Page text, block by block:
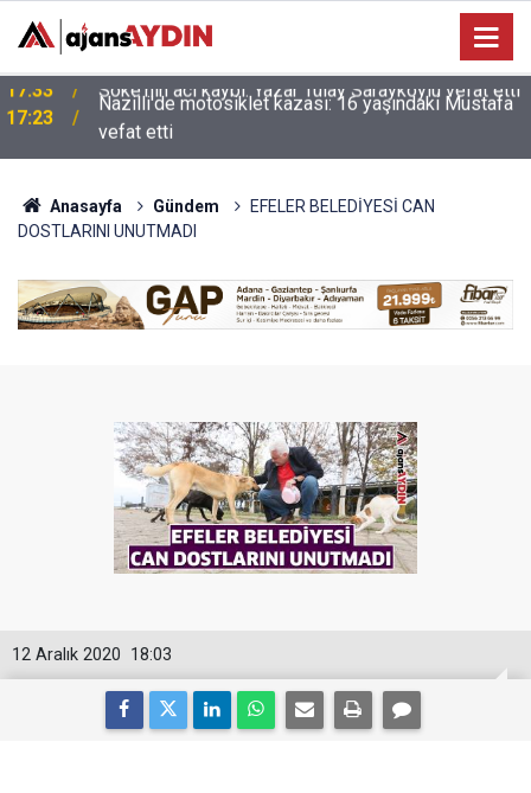
17:23
Nazilli'de motosiklet kazası: 16 yaşındaki Mustafa
vefat etti
Anasayfa Gündem
EFELER BELEDİYESİ CAN
DOSTLARINI UNUTMADI
18:03
12 Aralık 2020